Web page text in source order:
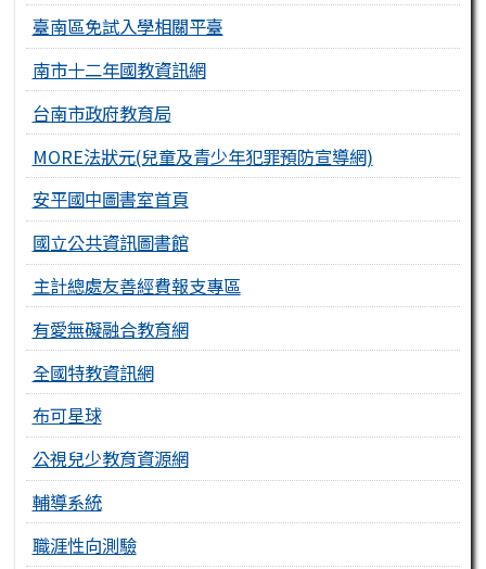
臺南區免試入學相關平臺
南市十二年國教資訊網
台南市政府教育局
MORE法狀元(兒童及青少年犯罪預防宣導網)
安平國中圖書室首頁
國立公共資訊圖書館
主計總處友善經費報支專區
有愛無礙融合教育網
全國特教資訊網
布可星球
公視兒少教育資源網
輔導系統
職涯性向測驗